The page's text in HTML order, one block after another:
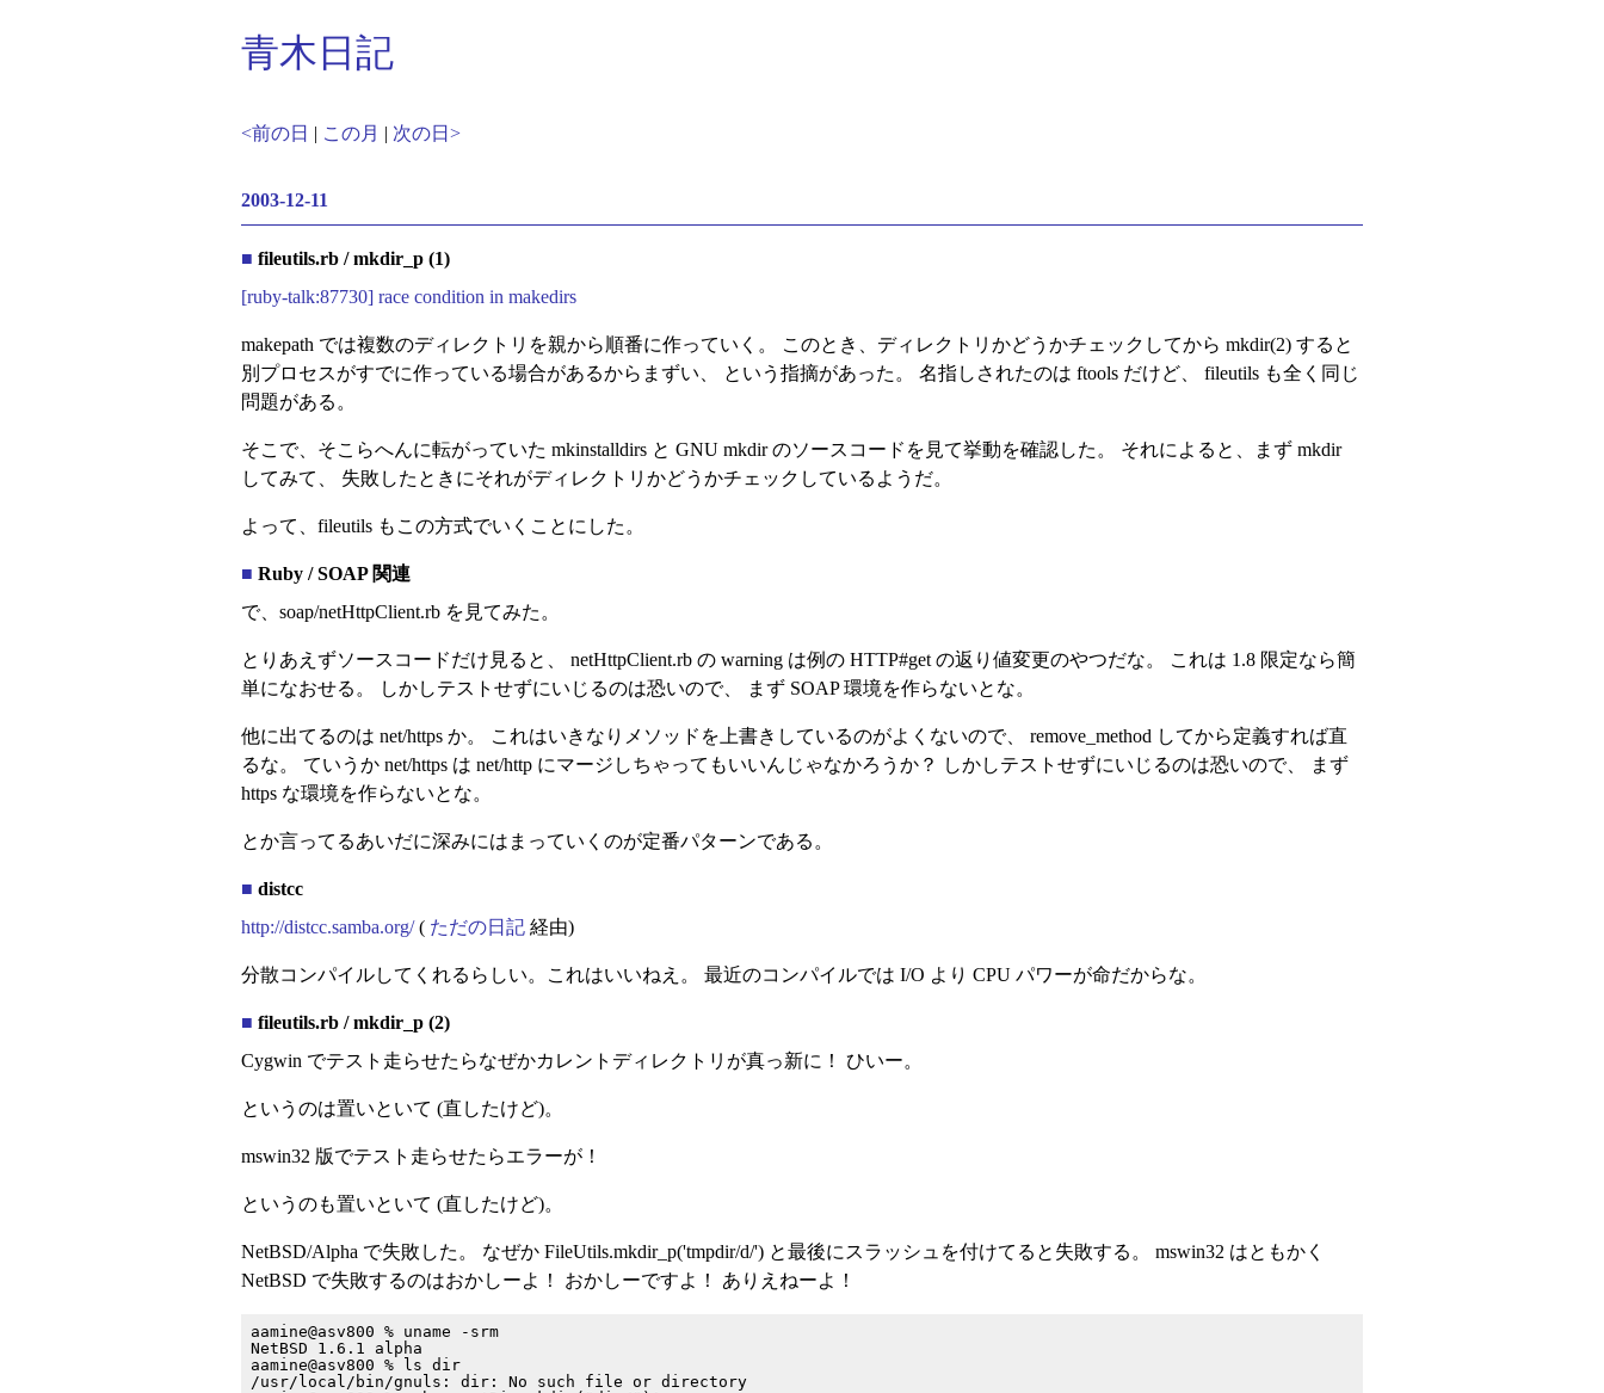
青木日記
<前の日 | この月 | 次の日>
2003-12-11
■ fileutils.rb / mkdir_p (1)
[ruby-talk:87730] race condition in makedirs
makepath では複数のディレクトリを親から順番に作っていく。 このとき、ディレクトリかどうかチェックしてから mkdir(2) すると
別プロセスがすでに作っている場合があるからまずい、 という指摘があった。 名指しされたのは ftools だけど、 fileutils も全く同じ
問題がある。
そこで、そこらへんに転がっていた mkinstalldirs と GNU mkdir のソースコードを見て挙動を確認した。 それによると、まず mkdir
してみて、 失敗したときにそれがディレクトリかどうかチェックしているようだ。
よって、fileutils もこの方式でいくことにした。
■ Ruby / SOAP 関連
で、soap/netHttpClient.rb を見てみた。
とりあえずソースコードだけ見ると、 netHttpClient.rb の warning は例の HTTP#get の返り値変更のやつだな。 これは 1.8 限定なら簡
単になおせる。 しかしテストせずにいじるのは恐いので、 まず SOAP 環境を作らないとな。
他に出てるのは net/https か。 これはいきなりメソッドを上書きしているのがよくないので、 remove_method してから定義すれば直
るな。 ていうか net/https は net/http にマージしちゃってもいいんじゃなかろうか？ しかしテストせずにいじるのは恐いので、 まず
https な環境を作らないとな。
とか言ってるあいだに深みにはまっていくのが定番パターンである。
■ distcc
http://distcc.samba.org/( ただの日記経由)
分散コンパイルしてくれるらしい。これはいいねえ。 最近のコンパイルでは I/O より CPU パワーが命だからな。
■ fileutils.rb / mkdir_p (2)
Cygwin でテスト走らせたらなぜかカレントディレクトリが真っ新に！ ひいー。
というのは置いといて (直したけど)。
mswin32 版でテスト走らせたらエラーが！
というのも置いといて (直したけど)。
NetBSD/Alpha で失敗した。 なぜか FileUtils.mkdir_p('tmpdir/d/') と最後にスラッシュを付けてると失敗する。 mswin32 はともかく
NetBSD で失敗するのはおかしーよ！ おかしーですよ！ ありえねーよ！
aamine@asv800 % uname -srm
NetBSD 1.6.1 alpha
aamine@asv800 % ls dir
/usr/local/bin/gnuls: dir: No such file or directory